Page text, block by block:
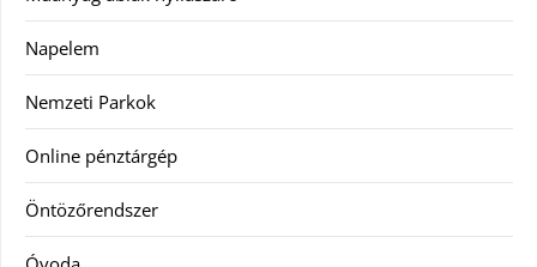
Napelem
Nemzeti Parkok
Online pénztárgép
Öntözőrendszer